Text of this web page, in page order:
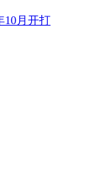
10月开打